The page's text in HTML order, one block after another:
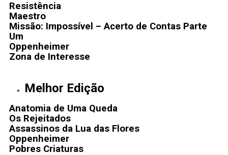
Resistência
Maestro
Missão: Impossível – Acerto de Contas Parte
Um
Oppenheimer
Zona de Interesse
Melhor Edição
Anatomia de Uma Queda
Os Rejeitados
Assassinos da Lua das Flores
Oppenheimer
Pobres Criaturas